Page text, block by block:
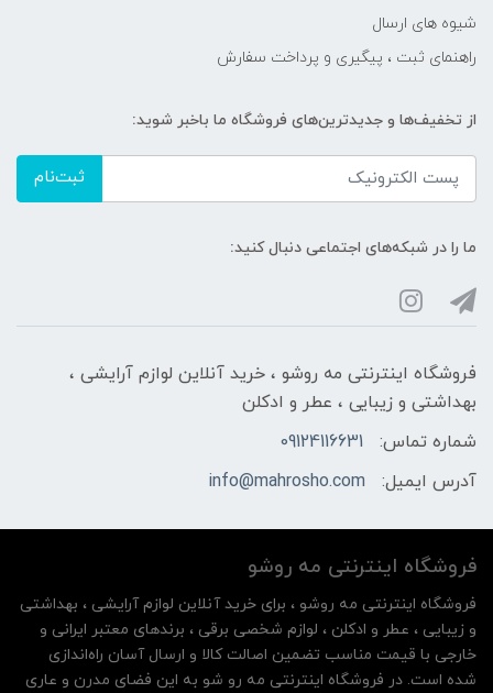
شیوه های ارسال
راهنمای ثبت ، پیگیری و پرداخت سفارش
از تخفیف‌ها و جدیدترین‌های فروشگاه ما باخبر شوید:
ثبت‌نام
ما را در شبکه‌های اجتماعی دنبال کنید:
فروشگاه اینترنتی مه‌ رو‌شو ، خرید آنلاین لوازم آرایشی ،
بهداشتی و زیبایی ، عطر و ادکلن
شماره تماس:
09124116631
آدرس ایمیل:
info@mahrosho.com
فروشگاه اینترنتی مه‌ رو‌شو
فروشگاه اینترنتی مه‌ رو‌شو ، برای خرید آنلاین لوازم آرایشی ، بهداشتی
و زیبایی ، عطر و ادکلن ، لوازم شخصی برقی ، برندهای معتبر ایرانی و
خارجی با قیمت مناسب تضمین اصالت کالا و ارسال آسان راه‌اندازی
شده است. در فروشگاه اینترنتی مه رو شو به این فضای مدرن و عاری